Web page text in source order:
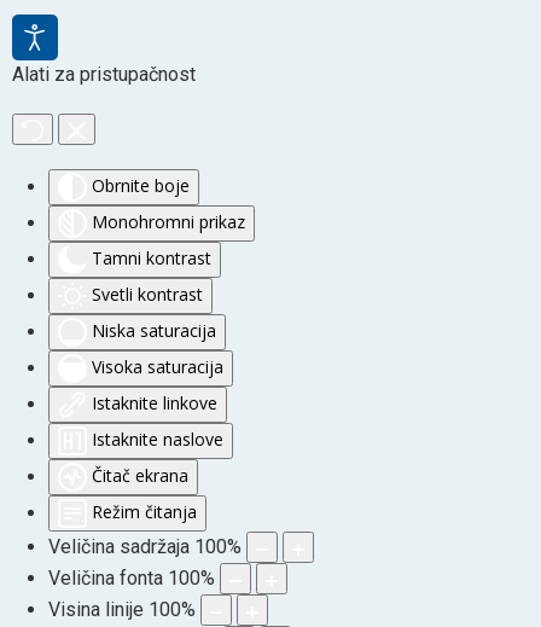
Alati za pristupačnost
Obrnite boje
Monohromni prikaz
Tamni kontrast
Svetli kontrast
Niska saturacija
Visoka saturacija
Istaknite linkove
Istaknite naslove
Čitač ekrana
Režim čitanja
Veličina sadržaja 100%
Veličina fonta 100%
Visina linije 100%